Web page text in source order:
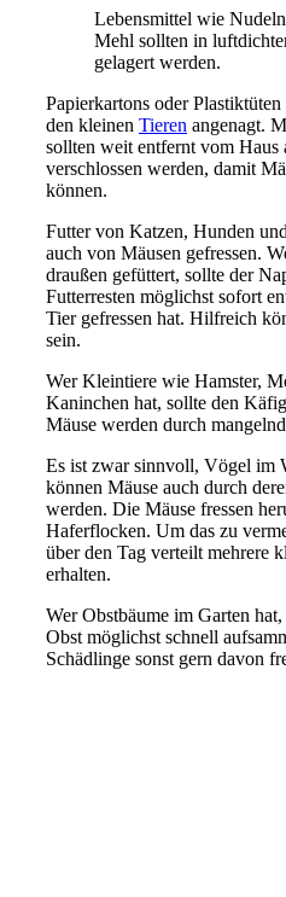
Lebensmittel wie
Mehl sollten in
gelagert werden.
Papierkartons oder
den kleinen Tieren angenagt.
sollten weit entfernt vom Haus
verschlossen werden, damit
können.
Futter von Katzen, Hunden
auch von Mäusen gefressen.
draußen gefüttert, sollte der
Futterresten möglichst sofort
Tier gefressen hat. Hilfreich
sein.
Wer Kleintiere wie Hamster,
Kaninchen hat, sollte den
Mäuse werden durch
Es ist zwar sinnvoll, Vögel im
können Mäuse auch durch
werden. Die Mäuse fressen
Haferflocken. Um das zu
über den Tag verteilt mehrere
erhalten.
Wer Obstbäume im Garten
Obst möglichst schnell
Schädlinge sonst gern davon